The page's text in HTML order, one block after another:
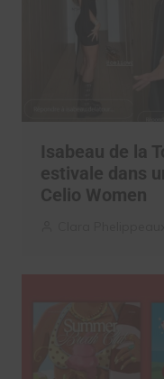
Isabeau de la
estivale dans
Celio Women